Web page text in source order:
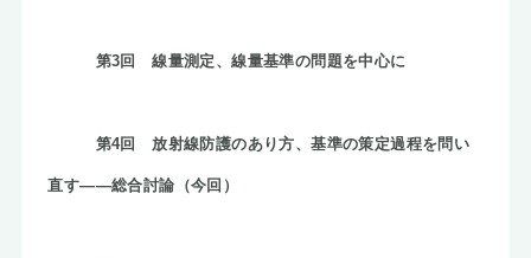
第3回 線量測定、線量基準の問題を中心に
第4回 放射線防護のあり方、基準の策定過程を問い
直す――総合討論（今回）